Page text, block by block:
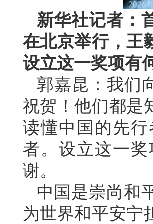
新华社记者：
在北京举行，王
设立这一奖项有
郭嘉昆：我们
祝贺！他们都是
读懂中国的先
者。设立这一
谢。
中国是崇尚和
为世界和平安宁